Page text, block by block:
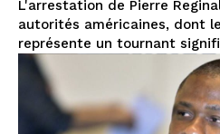
L'arrestation de Pierre
autorités américaines, dont
représente un tournant